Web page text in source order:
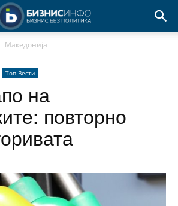
Македонија
Топ Вести
на
повторно